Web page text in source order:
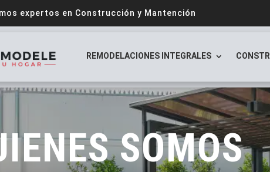
expertos en Construcción y Mantención
REMODELACIONES INTEGRALES
SOMOS